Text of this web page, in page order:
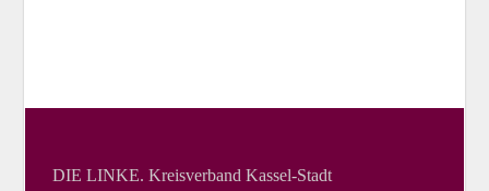
DIE LINKE. Kreisverband Kassel-Stadt